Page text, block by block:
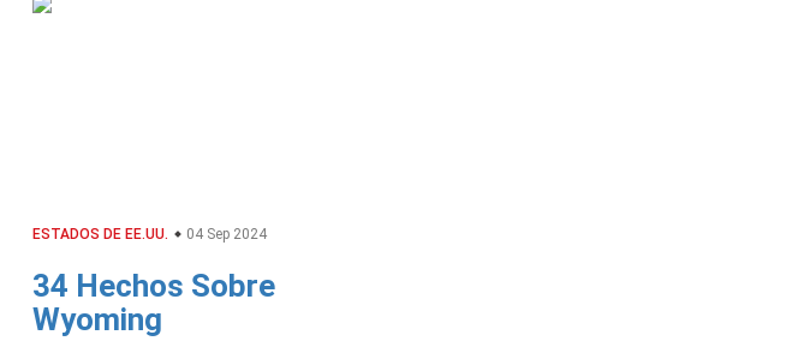
ESTADOS DE EE.UU. 04 Sep 2024
34 Hechos Sobre
Wyoming